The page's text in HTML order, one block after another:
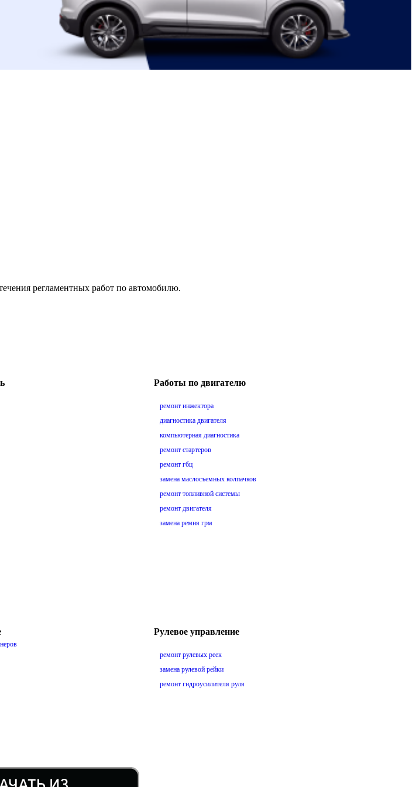
регламентных работ по автомобилю.
Работы по двигателю
ремонт инжектора
диагностика двигателя
компьютерная диагностика
ремонт стартеров
ремонт гбц
замена маслосъемных колпачков
ремонт топливной системы
ремонт двигателя
замена ремня грм
Рулевое управление
ремонт рулевых реек
замена рулевой рейки
ремонт гидроусилителя руля